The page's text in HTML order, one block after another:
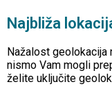
Najbliža
Nažalost geolokacija
nismo Vam mogli
želite uključite